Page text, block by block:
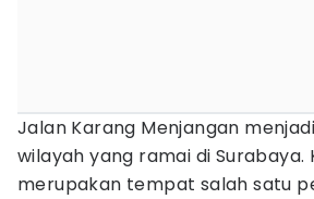
Jalan Karang Menjangan
wilayah yang ramai di Surabaya.
merupakan tempat salah satu